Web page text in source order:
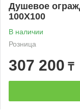
Душевое
100Х100
В наличии
Розница
307 200 ₸